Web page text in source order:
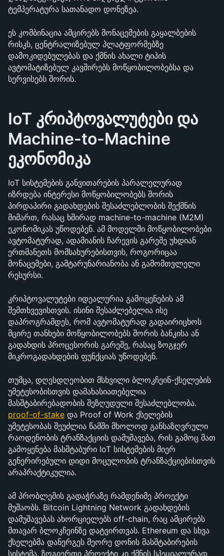
ტემპერატურა სათანადო დონეზეა.
ეს კომბინაცია ამცირებს მონაცემების გაყალბების
რისკს, ცენტრალიზებულ პლატფორმებზე
დამოკიდებულებას და ქმნის ახალი ტიპის
ავტომატიზებულ კავშირებს მოწყობილობებსა და
სერვისებს შორის.
IoT კრიპტოვალუტები და
Machine-to-Machine
ეკონომიკა
IoT სისტემების განვითარების პარალელურად
იზრდება ინტერესი მოწყობილობებს შორის
პირდაპირი გადახდების შესაძლებლობის შექმნის
მიმართ, რასაც ხშირად machine-to-machine (M2M)
ეკონომიკას უწოდებენ. ამ მოდელში მოწყობილობები
ავტომატურად, ადამიანის ჩარევის გარეშე უხდიან
ერთმანეთს მომსახურებისთვის, როგორიცაა
მონაცემები, გამტარუნარიანობა ან გამომთვლელი
რესურსი.
კრიპტოვალუტები იდეალურია გამოყენების ამ
შემთხვევისთვის. ისინი შესაძლებელია ისე
დაპროგრამდეს, რომ ავტომატურად გადაირიცხოს
მცირე თანხები მოწყობილობებს შორის ბანკისა ან
გადახდის პროცესორის გარეშე, რასაც ზოგჯერ
მიკროგადახდების ფუნქციას უწოდებენ.
თუმცა, დღესდღეობით მსხვილი ბლოკჩეინ-ქსელების
უმეტესობისთვის დამახასიათებელია
proof-of-stake და Proof of Work ქსელების
უმეტესობას შეუძლია წამში მხოლოდ განსაზღვრული
რაოდენობის ტრანზაქციის დამუშავება, რის გამოც მათ
გამოყენება მასშტაბური IoT სისტემების მიერ
გენერირებული დიდი მოცულობის ტრანზაქციებისთვის
არაპრაქტიკულია.
ამ პრობლემის გადაჭრაზე რამდენიმე პროექტი
მუშაობს. Bitcoin Lightning Network გადახდების
დამუშავებას ახორციელებს off-chain, რაც ამცირებს
მთავარ ბლოკჩეინზე დატვირთვას. Ethereum და სხვა
ქსელებმა დანერგეს მეორე დონის მასშტაბირების
სისტემა. ზოგიერთი პროექტი კი ქმნის სპეციალურად